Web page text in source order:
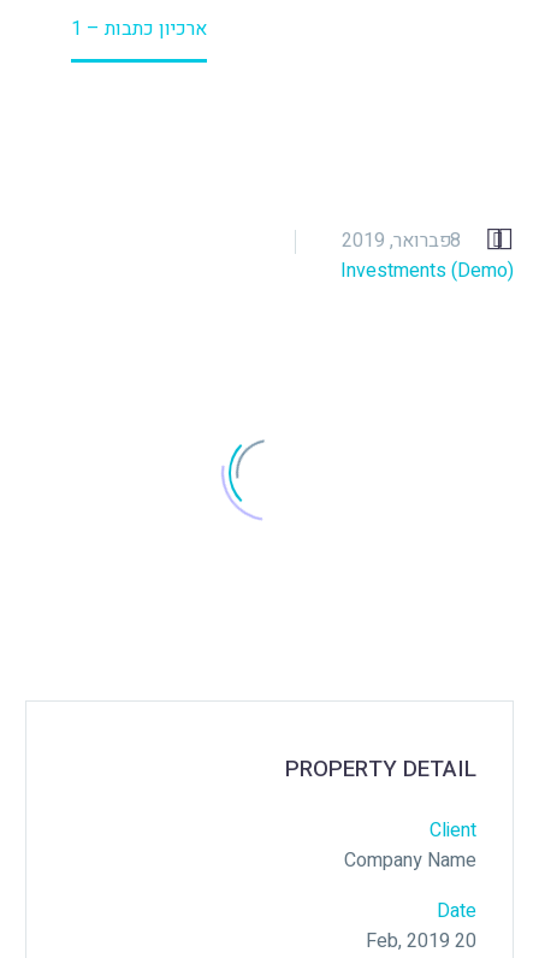
ארכיון כתבות – 1

8 פברואר, 2019
Investments (Demo)
PROPERTY DETAIL
Client
Company Name
Date
20 Feb, 2019